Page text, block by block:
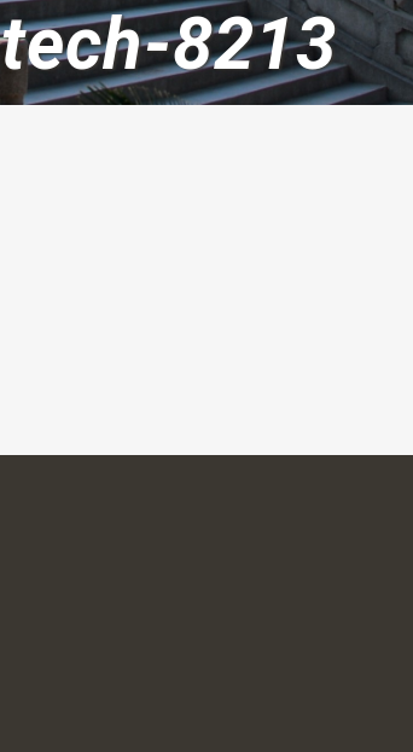
tech-8213